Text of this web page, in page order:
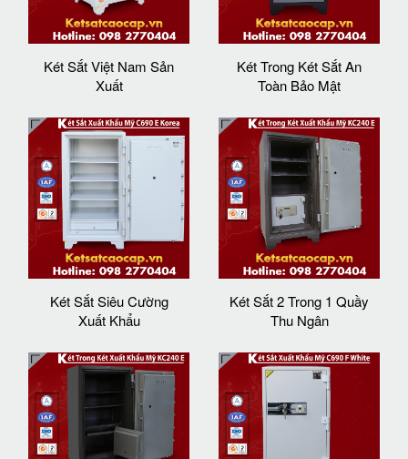
Két Sắt Việt Nam Sản
Xuất
Két Trong Két Sắt An
Toàn Bảo Mật
Két Sắt Siêu Cường
Xuất Khẩu
Két Sắt 2 Trong 1 Quầy
Thu Ngân